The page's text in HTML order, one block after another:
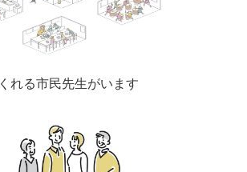
れる市民先生がいます